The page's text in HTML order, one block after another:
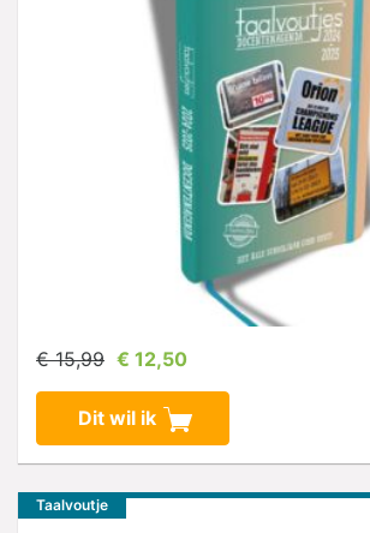
€ 15,99 € 12,50
Dit wil ik
Taalvoutje